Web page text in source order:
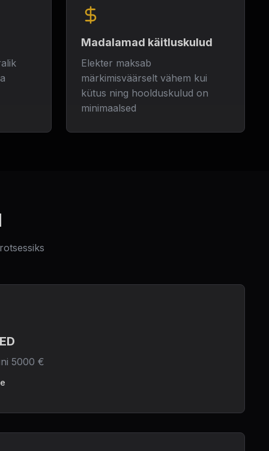
Madalamad käitluskulud
Elekter maksab
märkimisväärselt vähem kui
kütus ning hoolduskulud on
minimaalsed
5000 €